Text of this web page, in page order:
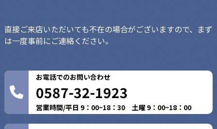
直接ご来店いただいても不在の場合がございますので、まず
は一度事前にご連絡ください。
お電話でのお問い合わせ
0587-32-1923
営業時間/平日 9：00~18：30 土曜 9：00~18：00